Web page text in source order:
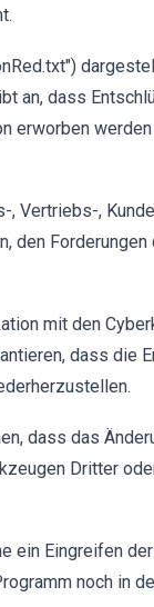
an, dass
erworben
, Vertriebs-,
den Forderungen
mit den
dass die
dass das
Dritter
ein Eingreifen
noch in